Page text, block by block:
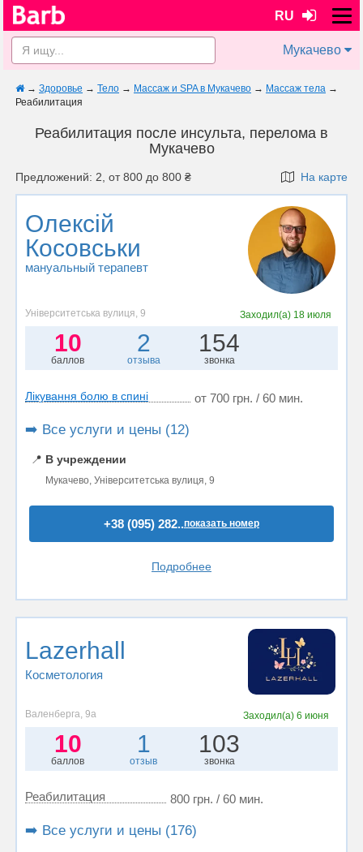
RU
Мукачево
→ Здоровье → Тело → Массаж и SPA в Мукачево → Массаж тела →
Реабилитация
Реабилитация после инсульта, перелома в
Мукачево
Предложений: 2, от 800 до 800 ₴ На карте
Олексій
Косовськи
мануальный терапевт
Університетська вулиця, 9 Заходил(а) 18 июля
10
баллов
2
отзыва
154
звонка
Лікування болю в спині от 700 грн. / 60 мин.
➡️ Все услуги и цены (12)
📍 В учреждении
Мукачево, Університетська вулиця, 9
+38 (095) 282..показать номер
Подробнее
Lazerhall
Косметология
Валенберга, 9а Заходил(а) 6 июня
10
баллов
1
отзыв
103
звонка
Реабилитация 800 грн. / 60 мин.
➡️ Все услуги и цены (176)